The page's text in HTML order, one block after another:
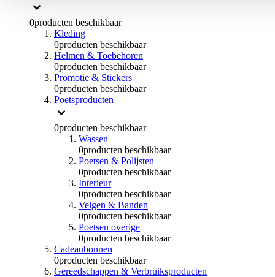
0producten beschikbaar
Kleding
0producten beschikbaar
Helmen & Toebehoren
0producten beschikbaar
Promotie & Stickers
0producten beschikbaar
Poetsproducten
0producten beschikbaar
Wassen
0producten beschikbaar
Poetsen & Polijsten
0producten beschikbaar
Interieur
0producten beschikbaar
Velgen & Banden
0producten beschikbaar
Poetsen overige
0producten beschikbaar
Cadeaubonnen
0producten beschikbaar
Gereedschappen & Verbruiksproducten